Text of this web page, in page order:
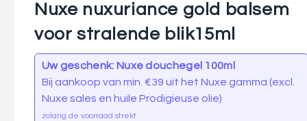
Nuxe nuxuriance gold balsem
voor stralende blik15ml
Uw geschenk: Nuxe douchegel 100ml
Bij aankoop van min. €39 uit het Nuxe gamma (excl.
Nuxe sales en huile Prodigieuse olie)
zolang de voorraad strekt